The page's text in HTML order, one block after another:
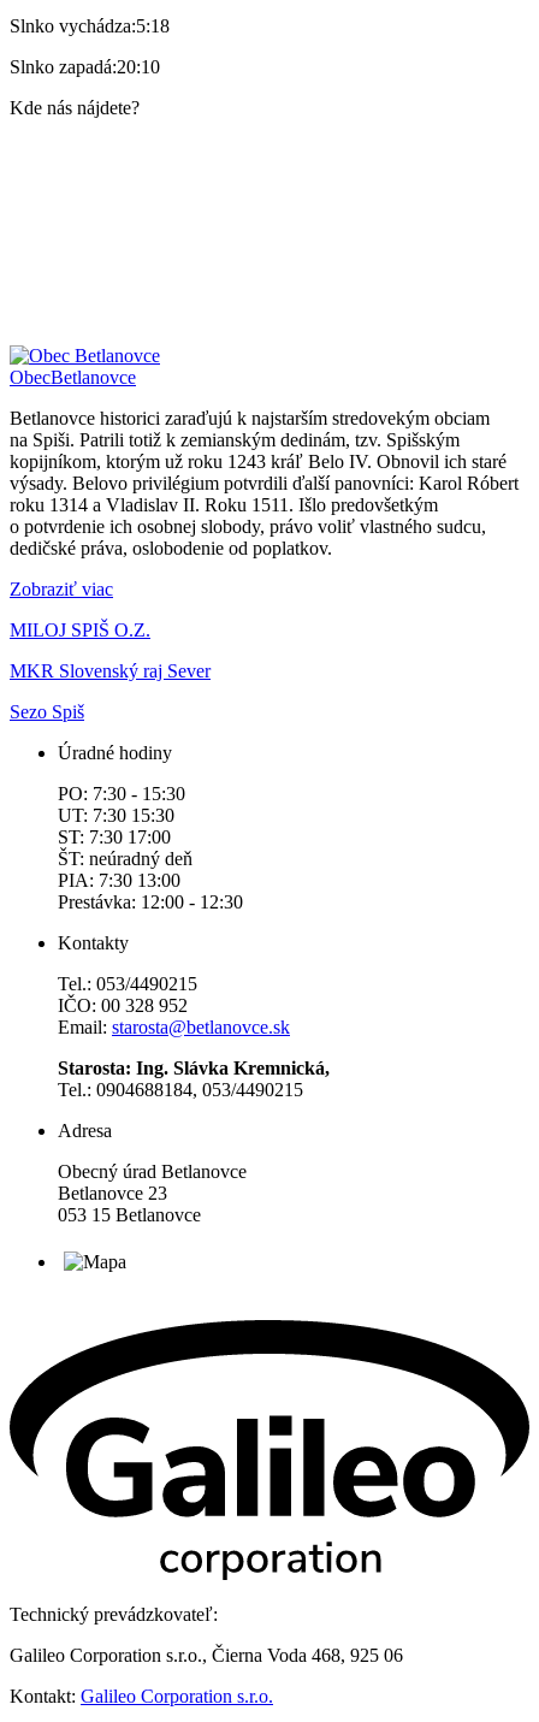
Slnko vychádza:5:18
Slnko zapadá:20:10
Kde nás nájdete?
ObecBetlanovce
Betlanovce historici zaraďujú k najstarším stredovekým obciam
na Spiši. Patrili totiž k zemianským dedinám, tzv. Spišským
kopijníkom, ktorým už roku 1243 kráľ Belo IV. Obnovil ich staré
výsady. Belovo privilégium potvrdili ďalší panovníci: Karol Róbert
roku 1314 a Vladislav II. Roku 1511. Išlo predovšetkým
o potvrdenie ich osobnej slobody, právo voliť vlastného sudcu,
dedičské práva, oslobodenie od poplatkov.
Zobraziť viac
MILOJ SPIŠ O.Z.
MKR Slovenský raj Sever
Sezo Spiš
Úradné hodiny
PO: 7:30 - 15:30
UT: 7:30 15:30
ST: 7:30 17:00
ŠT: neúradný deň
PIA: 7:30 13:00
Prestávka: 12:00 - 12:30
Kontakty
Tel.: 053/4490215
IČO: 00 328 952
Email: starosta@betlanovce.sk
Starosta: Ing. Slávka Kremnická,
Tel.: 0904688184, 053/4490215
Adresa
Obecný úrad Betlanovce
Betlanovce 23
053 15 Betlanovce
Technický prevádzkovateľ:
Galileo Corporation s.r.o., Čierna Voda 468, 925 06
Kontakt: Galileo Corporation s.r.o.